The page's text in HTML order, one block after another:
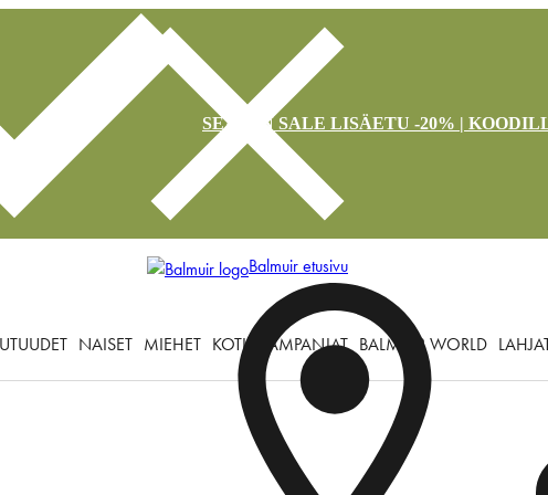
SEASON SALE LISÄETU -20% |
Balmuir etusivu
NAISET MIEHET KOTI KAMPANJAT BALMUIR WORLD